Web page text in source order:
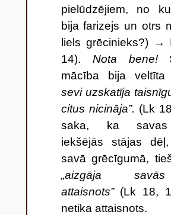
pielūdzējiem, no
bija farizejs un otrs
liels grēcinieks?) →
14). Nota bene!
mācība bija
sevi uzskatīja
citus nicināja”. (Lk
saka, ka savas
iekšējās stājas
savā grēcīgumā,
„aizgāja
attaisnots” (Lk 18,
netika attaisnots.